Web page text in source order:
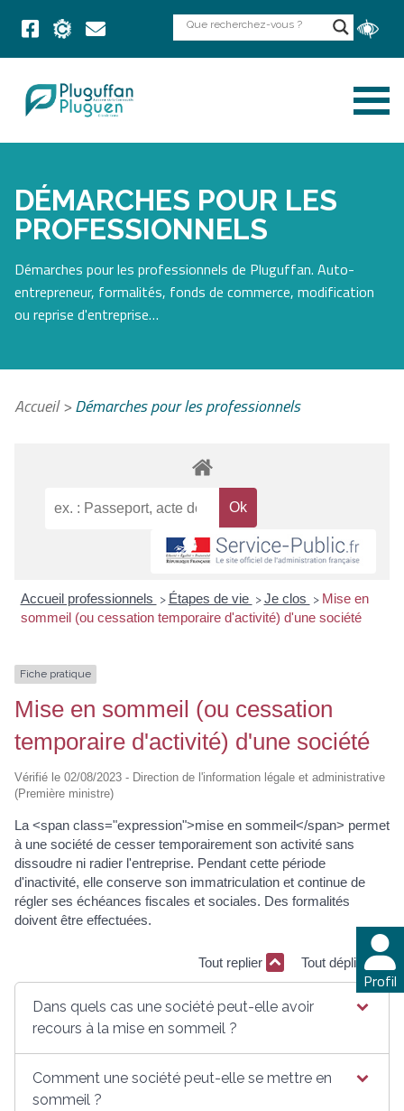
DÉMARCHES POUR LES
PROFESSIONNELS
Démarches pour les professionnels de Pluguffan. Auto-
entrepreneur, formalités, fonds de commerce, modification
ou reprise d'entreprise…
Profil
Accueil>Démarches pour les professionnels
Accueil professionnels > Étapes de vie > Je clos > Mise en
sommeil (ou cessation temporaire d'activité) d'une société
Fiche pratique
Mise en sommeil (ou cessation
temporaire d'activité) d'une société
Vérifié le 02/08/2023 - Direction de l'information légale et administrative
(Première ministre)
La <span class="expression">mise en sommeil</span> permet
à une société de cesser temporairement son activité sans
dissoudre ni radier l'entreprise. Pendant cette période
d'inactivité, elle conserve son immatriculation et continue de
régler ses échéances fiscales et sociales. Des formalités
doivent être effectuées.
Tout replier Tout déplier
Dans quels cas une société peut-elle avoir
recours à la mise en sommeil ?
Comment une société peut-elle se mettre en
sommeil ?